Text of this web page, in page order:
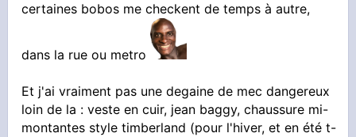
certaines bobos me checkent de temps à autre,
dans la rue ou metro
Et j'ai vraiment pas une degaine de mec dangereux
loin de la : veste en cuir, jean baggy, chaussure mi-
montantes style timberland (pour l'hiver, et en été t-